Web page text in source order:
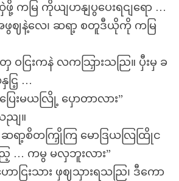
ဖို့ ကမြ ကိုယျဟနျပွပေးရငျရော …
ဖွဈနဲ့လေ၊ ဆရာ့ စတူဒီယိုကို ကမြ
ဝငြးကနဲ လကသြှားသညြ။ ပှီးမှ ခ
ငြ့ …
ြေးမယလြို့ ပှောတာလား”
ညျ။
ရာ့စိတကြှိုကြ မောဒြယလြထြိုင
ညြ့ … ကမွ မလှဘူးလား”
ောငြးသား ဖှဈသှားရသညြ၊ ဒီကော